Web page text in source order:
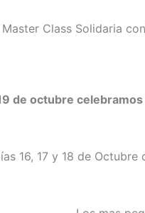
Class Solidaria
de octubre
16, 17 y 18 de